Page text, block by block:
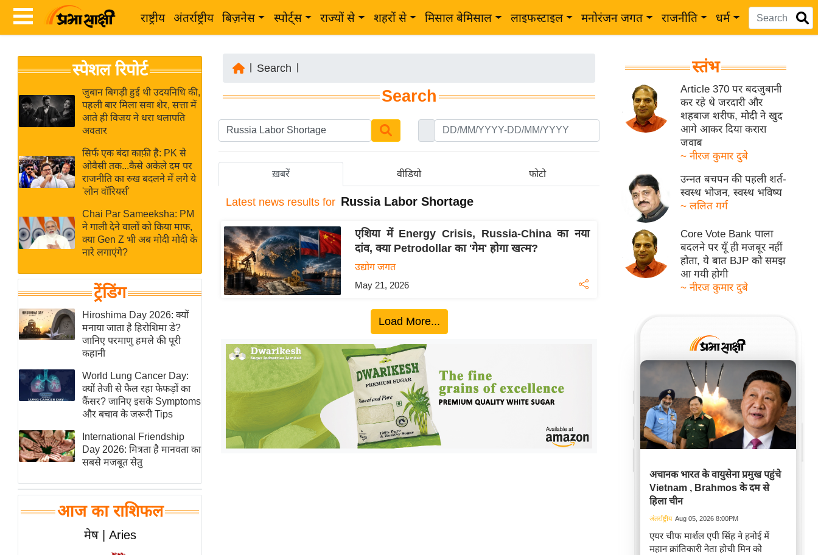
राष्ट्रीय अंतर्राष्ट्रीय बिज़नेस स्पोर्ट्स राज्यों से शहरों से मिसाल बेमिसाल लाइफस्टाइल मनोरंजन जगत राजनीति धर्म
News
Hindi
News
Live
News in
Hindi
Hindi
News
Hindi
ख
ब
अंतर्राष्ट्रीय
बिज़नेस
जगत
विशेषज्ञ
बजट
खेल
क्रिकेट
IPL
ई-पेपर
मिसाल बेमिसाल
यंग इंडिया
साहित्य जगत
न्यूज ब्रीफ
मनोरंजन जगत
बॉलीवुड
स्पेशल रिपोर्ट
जुबान बिगड़ी हुई थी उदयनिधि की,
पहली बार मिला सवा शेर, सत्ता में
आते ही विजय ने धरा थलापति
अवतार
सिर्फ एक बंदा काफ़ी है: PK से
ओवैसी तक...कैसे अकेले दम पर
राजनीति का रुख बदलने में लगे ये
'लोन वॉरियर्स'
Chai Par Sameeksha: PM
ने गाली देने वालों को किया माफ,
क्या Gen Z भी अब मोदी मोदी के
नारे लगाएंगे?
ट्रेंडिंग
Hiroshima Day 2026: क्यों
मनाया जाता है हिरोशिमा डे?
जानिए परमाणु हमले की पूरी
कहानी
World Lung Cancer Day:
क्यों तेजी से फैल रहा फेफड़ों का
कैंसर? जानिए इसके Symptoms
और बचाव के जरूरी Tips
International Friendship
Day 2026: मित्रता है मानवता का
सबसे मजबूत सेतु
आज का राशिफल
मेष | Aries
Search
Search
ख़बरें वीडियो फोटो
Latest news results for Russia Labor Shortage
एशिया में Energy Crisis, Russia-China का नया
दांव, क्या Petrodollar का 'गेम' होगा खत्म?
उद्योग जगत
May 21, 2026
Load More...
स्तंभ
Article 370 पर बदजुबानी
कर रहे थे जरदारी और
शहबाज शरीफ, मोदी ने खुद
आगे आकर दिया करारा
जवाब
~ नीरज कुमार दुबे
उन्नत बचपन की पहली शर्त-
स्वस्थ भोजन, स्वस्थ भविष्य
~ ललित गर्ग
Core Vote Bank पाला
बदलने पर यूँ ही मजबूर नहीं
होता, ये बात BJP को समझ
आ गयी होगी
~ नीरज कुमार दुबे
अचानक भारत के वायुसेना प्रमुख पहुंचे
Vietnam , Brahmos के दम से
हिला चीन
अंतर्राष्ट्रीय Aug 05, 2026 8:00PM
एयर चीफ मार्शल एपी सिंह ने हनोई में
महान क्रांतिकारी नेता होची मिन को